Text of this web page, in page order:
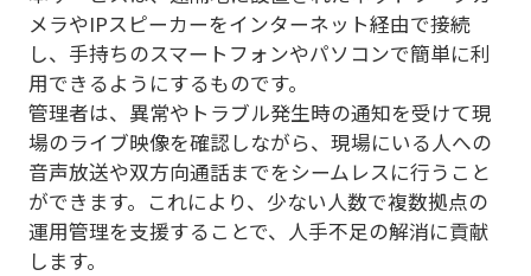
メラやIPスピーカーをインターネット経由で接続
し、手持ちのスマートフォンやパソコンで簡単に利
用できるようにするものです。
管理者は、異常やトラブル発生時の通知を受けて現
場のライブ映像を確認しながら、現場にいる人への
音声放送や双方向通話までをシームレスに行うこと
ができます。これにより、少ない人数で複数拠点の
運用管理を支援することで、人手不足の解消に貢献
します。